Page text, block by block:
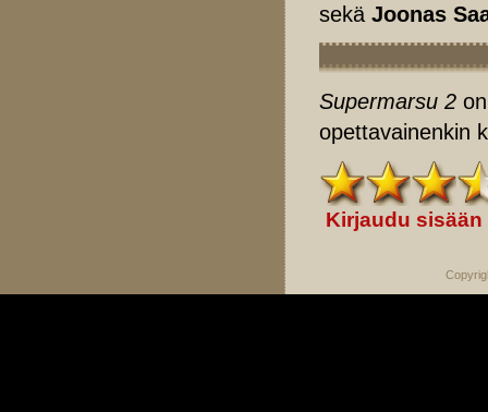
sekä Joonas
Supermarsu 2
opettavainenkin
Kirjaudu sisään